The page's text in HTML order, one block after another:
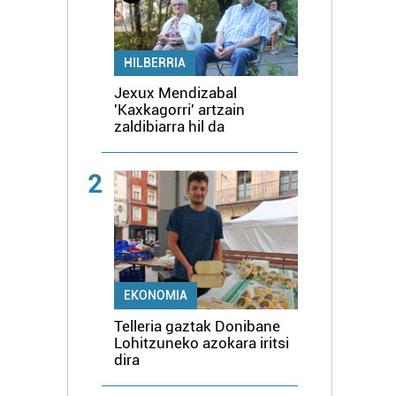
HILBERRIA
Jexux Mendizabal
'Kaxkagorri' artzain
zaldibiarra hil da
2
EKONOMIA
Telleria gaztak Donibane
Lohitzuneko azokara iritsi
dira